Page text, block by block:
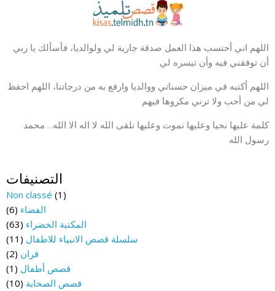
اللهم اني أحتسب هذا العمل صدقة جارية لي ولوالديا، فأسألك يا ربي
أن توفقني فيه وأن تيسره لي
اللهم أكتبه في ميزان حسناتي ووالديا وارفع به من درجاتنا، اللهم احفظ
لي من أحب ولا ترني مكروها فيهم
كلمة عليها نحيا وعليها نموت وعليها نلقى الله لا اله الا الله… محمد
رسول الله
التصنيفات
Non classé (1)
الفضاء (6)
المكتبة الخضراء (63)
سلسلة قصص الانبياء للاطفال (11)
قران (2)
قصص أطفال (1)
قصص الصحابة (10)